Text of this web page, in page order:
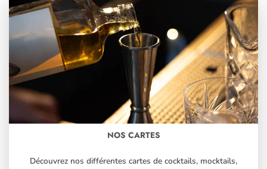
NOS CARTES
Découvrez nos différentes cartes de cocktails, mocktails,